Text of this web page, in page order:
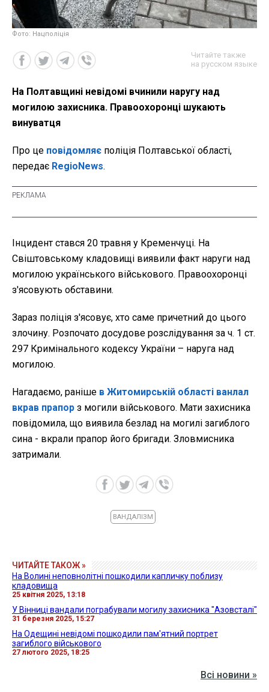
Фото: Нацполіція
Читайте также
на русском языке
На Полтавщині невідомі вчинили наругу над
могилою захисника. Правоохоронці шукають
винуватця
Про це повідомляє поліція Полтавської області,
передає RegioNews.
Інцидент стався 20 травня у Кременчуці. На
Свіштовському кладовищі виявили факт наруги над
могилою українського військового. Правоохоронці
з'ясовують обставини.
Зараз поліція з'ясовує, хто саме причетний до цього
злочину. Розпочато досудове розслідування за ч. 1 ст.
297 Кримінального кодексу України – наруга над
могилою.
Нагадаємо, раніше в Житомирській області ванлал
вкрав прапор з могили військового. Мати захисника
повідомила, що виявила безлад на могилі загиблого
сина - вкрали прапор його бригади. Зловмисника
затримали.
ВАНДАЛІЗМ
ЧИТАЙТЕ ТАКОЖ »
На Волині неповнолітні пошкодили капличку поблизу
кладовища
25 квітня 2025, 13:18
У Вінниці вандали пограбували могилу захисника "Азовсталі"
31 березня 2025, 15:27
На Одещині невідомі пошкодили пам'ятний портрет
загиблого військового
27 лютого 2025, 18:25
Всі новини »